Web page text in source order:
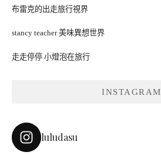
布雷克的出走旅行視界
stancy teacher 美味異想世界
走走停停 小燈泡在旅行
INSTAGRAM
luludasu